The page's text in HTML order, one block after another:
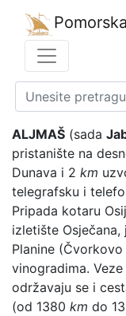
ALJMAŠ (sada
pristanište na
Dunava i 2 km
telegrafsku i
Pripada kotaru
izletište
Planine
vinogradima.
održavaju se i
(od 1380 km do